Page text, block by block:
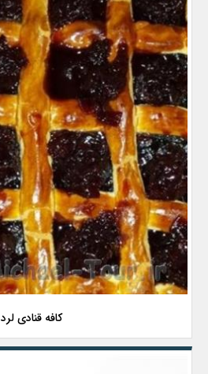
کافه قنادی لرد